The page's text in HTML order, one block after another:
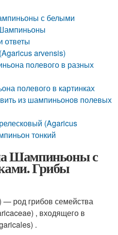
с белыми
ответы
arvensis)
полевого в разных
полевого в картинках
из шампиньонов полевых
(Agaricus
тонкий
Шампиньоны с
Грибы
род грибов семейства
, входящего в
.